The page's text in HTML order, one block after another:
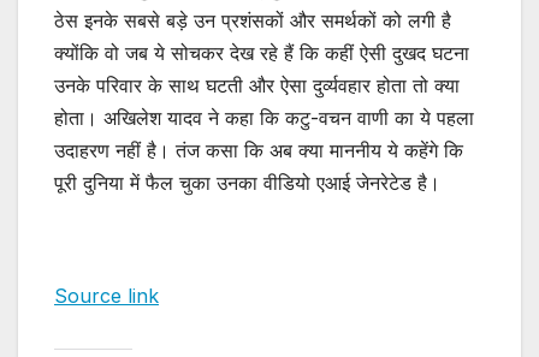
ठेस इनके सबसे बड़े उन प्रशंसकों और समर्थकों को लगी है
क्योंकि वो जब ये सोचकर देख रहे हैं कि कहीं ऐसी दुखद घटना
उनके परिवार के साथ घटती और ऐसा दुर्व्यवहार होता तो क्या
होता। अखिलेश यादव ने कहा कि कटु-वचन वाणी का ये पहला
उदाहरण नहीं है। तंज कसा कि अब क्या माननीय ये कहेंगे कि
पूरी दुनिया में फैल चुका उनका वीडियो एआई जेनरेटेड है।
Source link